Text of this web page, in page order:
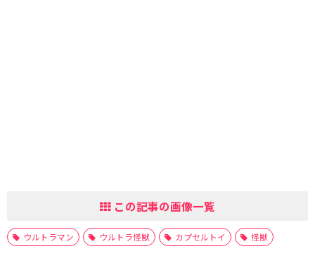
この記事の画像一覧
ウルトラマン ウルトラ怪獣 カプセルトイ 怪獣